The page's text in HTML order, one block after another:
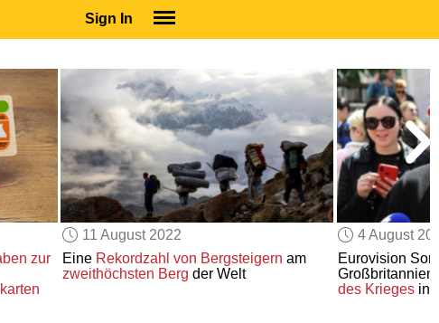
Sign In
SUBSCRIBE
EDUCATIONAL LICENSES
GIFT CARDS
OTHER LANGUAGES
ABOUT US
ALEXA
ADJUST COLORS
zur
11 August 2022
Eine Rekordzahl von Bergsteigern am
zweithöchsten Berg der Welt
4 August
Eurovision
Großbritannien
des Krieges in